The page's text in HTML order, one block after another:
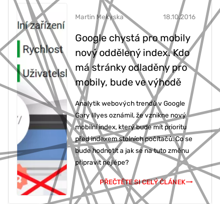
Google chystá pro mobily
nový oddělený index. Kdo
má stránky odladěny pro
mobily, bude ve výhodě
18.10.2016
Martin Mekyska
Analytik webových trendů v Google
Gary Illyes oznámil, že vznikne nový
mobilní index, který bude mít prioritu
před indexem stolních počítačů. Co se
bude hodnotit a jak se na tuto změnu
připravit nejlépe?
PŘEČTĚTE SI CELÝ ČLÁNEK